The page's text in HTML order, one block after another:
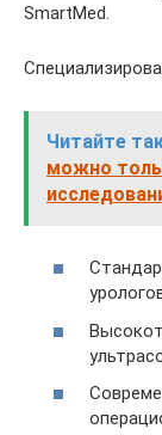
SmartMed.
Читайте
можно